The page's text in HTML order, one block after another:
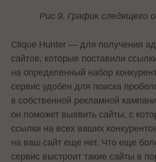
Рис.9. График следящего
Clique Hunter — для получения
сайтов, которые поставили
на определенный набор
сервис удобен для поиска
в собственной рекламной
он поможет выявить сайты, с
ссылки на всех ваших
на ваш сайт еще нет. Что еще
сервис выстроит такие сайты в